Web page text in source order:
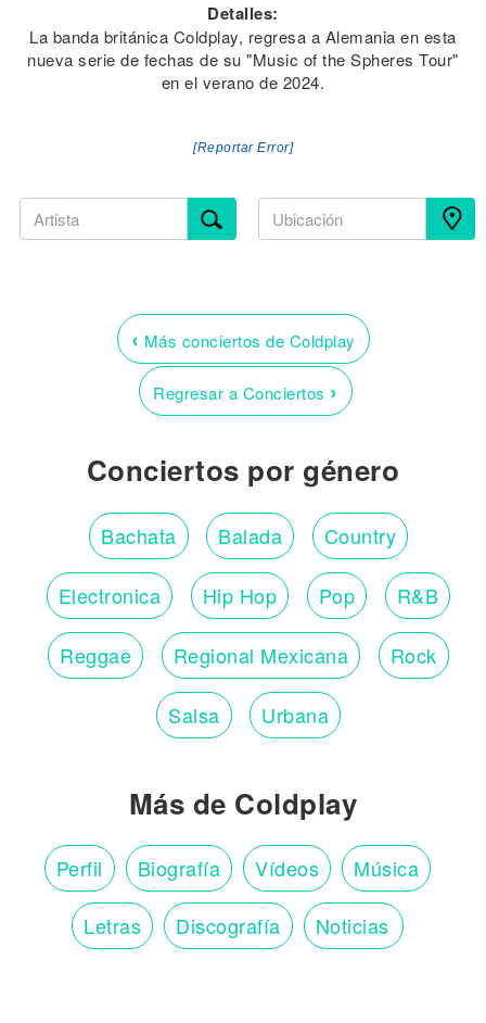
Detalles:
La banda británica Coldplay, regresa a Alemania en esta
nueva serie de fechas de su "Music of the Spheres Tour"
en el verano de 2024.
[Reportar Error]
‹ Más conciertos de Coldplay
Regresar a Conciertos ›
Conciertos por género
Bachata Balada Country
Electronica Hip Hop Pop R&B
Reggae Regional Mexicana Rock
Salsa Urbana
Más de Coldplay
Perfil Biografía Vídeos Música
Letras Discografía Noticias